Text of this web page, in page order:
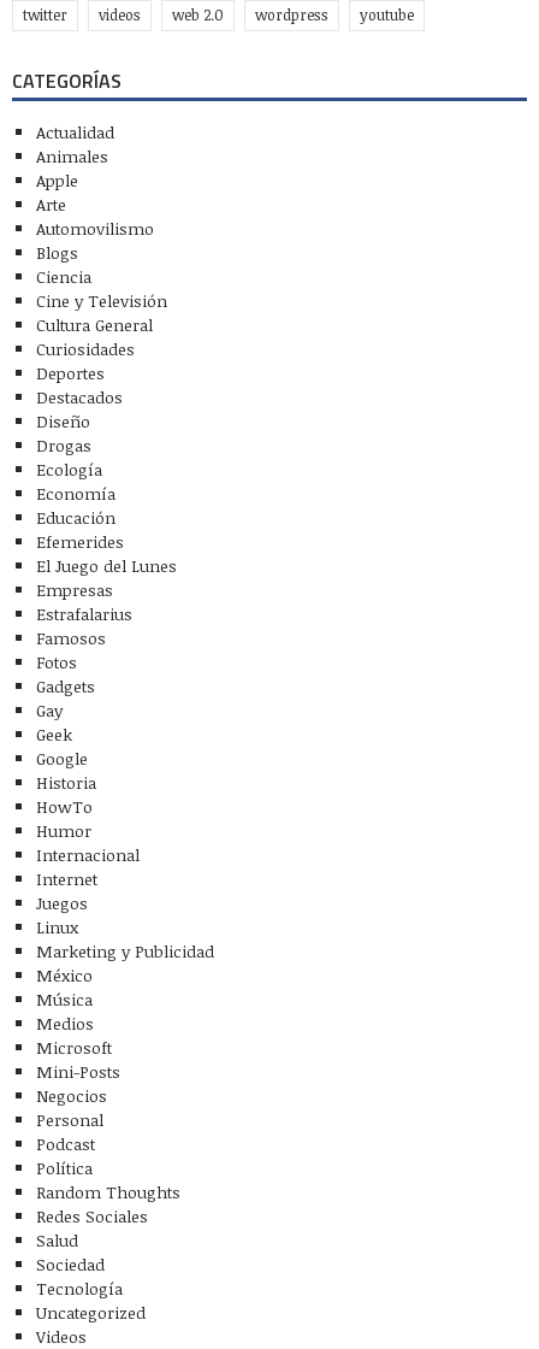
twitter videos web 2.0 wordpress youtube
CATEGORÍAS
Actualidad
Animales
Apple
Arte
Automovilismo
Blogs
Ciencia
Cine y Televisión
Cultura General
Curiosidades
Deportes
Destacados
Diseño
Drogas
Ecología
Economía
Educación
Efemerides
El Juego del Lunes
Empresas
Estrafalarius
Famosos
Fotos
Gadgets
Gay
Geek
Google
Historia
HowTo
Humor
Internacional
Internet
Juegos
Linux
Marketing y Publicidad
México
Música
Medios
Microsoft
Mini-Posts
Negocios
Personal
Podcast
Política
Random Thoughts
Redes Sociales
Salud
Sociedad
Tecnología
Uncategorized
Videos